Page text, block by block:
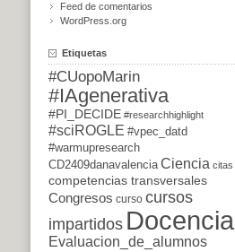
Feed de comentarios
WordPress.org
Etiquetas
#CUopoMarin
#IAgenerativa
#PI_DECIDE #researchhighlight
#sciROGLE #vpec_datd
#warmupresearch
CD2409danavalencia Ciencia citas
competencias transversales
Congresos curso cursos
impartidos Docencia
Evaluacion_de_alumnos